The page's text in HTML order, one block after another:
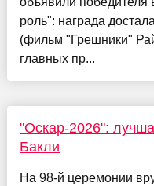
роль": награда
(фильм "Грешники"
главных пр...
"Оскар-2026":
Бакли
На 98-й церемонии